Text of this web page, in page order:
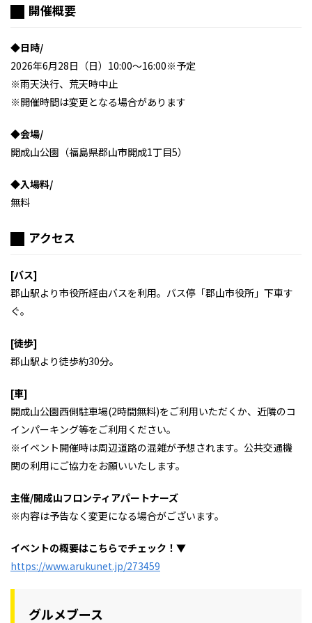
開催概要
◆日時/
2026年6月28日（日）10:00～16:00※予定
※雨天決行、荒天時中止
※開催時間は変更となる場合があります
◆会場/
開成山公園（福島県郡山市開成1丁目5）
◆入場料/
無料
アクセス
[バス]
郡山駅より市役所経由バスを利用。バス停「郡山市役所」下車す
ぐ。
[徒歩]
郡山駅より徒歩約30分。
[車]
開成山公園西側駐車場(2時間無料)をご利用いただくか、近隣のコ
インパーキング等をご利用ください。
※イベント開催時は周辺道路の混雑が予想されます。公共交通機
関の利用にご協力をお願いいたします。
主催/開成山フロンティアパートナーズ
※内容は予告なく変更になる場合がございます。
イベントの概要はこちらでチェック！ ▼
https://www.arukunet.jp/273459
グルメブース